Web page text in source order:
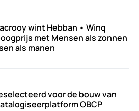
wint Hebban • Winq
met Mensen als zonnen
als manen
voor de bouw van
OBCP